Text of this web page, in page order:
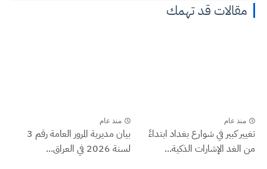
مقالات قد تهمك
منذ عام
تغيير كبير في شوارع بغداد ابتداءً
من الغد الإشارات الذكية...
منذ عام
بيان مديرية المرور العامة رقم 3
لسنة 2026 في العراق...